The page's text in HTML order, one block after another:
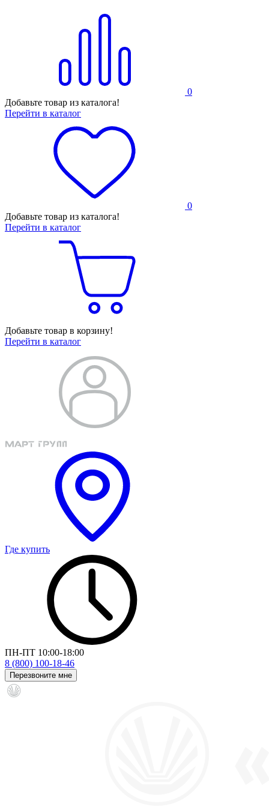
0
Добавьте товар из каталога!
Перейти в каталог
0
Добавьте товар из каталога!
Перейти в каталог
Добавьте товар в корзину!
Перейти в каталог
Где купить
ПН-ПТ 10:00-18:00
8 (800) 100-18-46
Перезвоните мне